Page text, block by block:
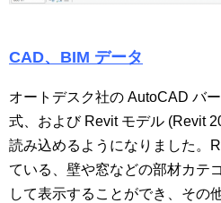
CAD、BIM データ
オートデスク社の AutoCAD バ
式、および Revit モデル (Revit
読み込めるようになりました。
ている、壁や窓などの部材カテ
して表示することができ、その